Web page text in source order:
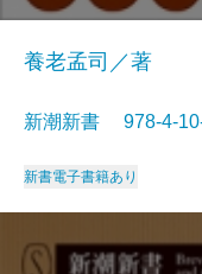
養老孟司／著
新潮新書 978-4-
新書電子書籍あり